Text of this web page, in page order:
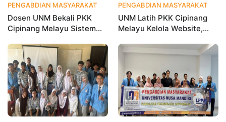
PENGABDIAN MASYARAKAT 1 bulan yang lalu
Dosen UNM Bekali PKK
Cipinang Melayu Sistem
Dorong Pemberdayaan
Berbasis Data
PENGABDIAN MASYARAKAT
UNM Latih PKK Cipinang
Melayu Kelola Website,
Digital Masyarakat